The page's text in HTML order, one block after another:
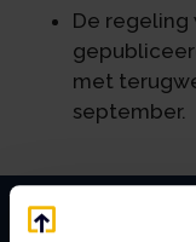
De regeling
met
september.